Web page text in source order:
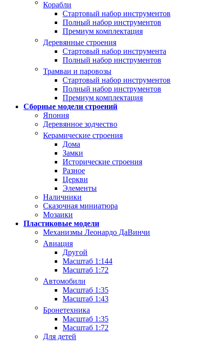
Корабли
Стартовый набор инструментов
Полный набор инструментов
Премиум комплектация
Деревянные строения
Стартовый набор инструмента
Полный набор инструментов
Трамваи и паровозы
Стартовый набор инструментов
Полный набор инструментов
Премиум комплектация
Сборные модели строений
Япония
Деревянное зодчество
Керамические строения
Дома
Замки
Исторические строения
Разное
Церкви
Элементы
Наличники
Сказочная миниатюра
Мозаики
Пластиковые модели
Механизмы Леонардо ДаВинчи
Авиация
Другой
Масштаб 1:144
Масштаб 1:72
Автомобили
Масштаб 1:35
Масштаб 1:43
Бронетехника
Масштаб 1:35
Масштаб 1:72
Для детей